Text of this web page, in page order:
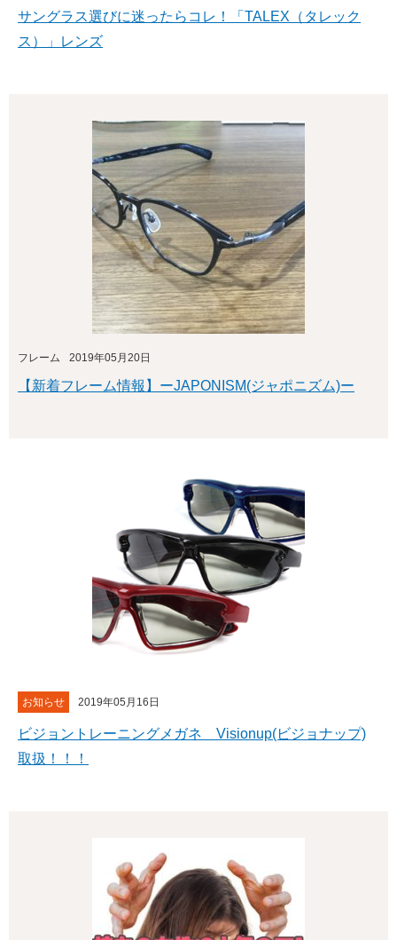
サングラス選びに迷ったらコレ！「TALEX（タレック
ス）」レンズ
フレーム 2019年05月20日
【新着フレーム情報】ーJAPONISM(ジャポニズム)ー
お知らせ 2019年05月16日
ビジョントレーニングメガネ Visionup(ビジョナップ)
取扱！！！